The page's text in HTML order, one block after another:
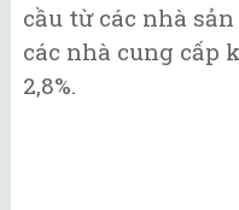
cầu từ các nhà
các nhà cung cấp
2,8%.